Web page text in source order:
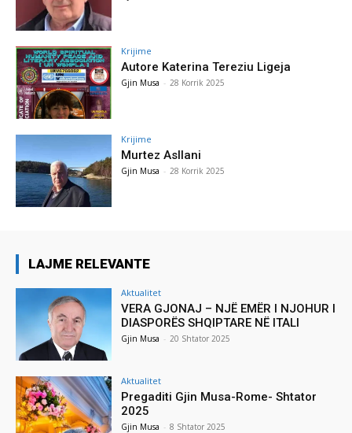
Krijime
Autore Katerina Tereziu Ligeja
Gjin Musa - 28 Korrik 2025
Krijime
Murtez Asllani
Gjin Musa - 28 Korrik 2025
LAJME RELEVANTE
Aktualitet
VERA GJONAJ – NJË EMËR I NJOHUR I
DIASPORËS SHQIPTARE NË ITALI
Gjin Musa - 20 Shtator 2025
Aktualitet
Pregaditi Gjin Musa-Rome- Shtator
2025
Gjin Musa - 8 Shtator 2025